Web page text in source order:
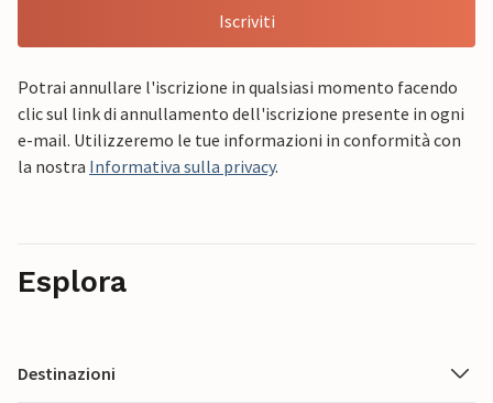
Iscriviti
Potrai annullare l'iscrizione in qualsiasi momento facendo
clic sul link di annullamento dell'iscrizione presente in ogni
e-mail. Utilizzeremo le tue informazioni in conformità con
la nostra Informativa sulla privacy.
Esplora
Destinazioni